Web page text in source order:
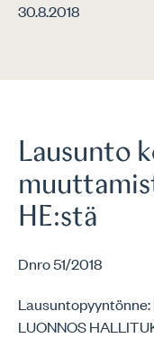
30.8.2018
Lausunto
HE:stä
Dnro 51/2018
Lausuntopyyntönne:
LUONNOS